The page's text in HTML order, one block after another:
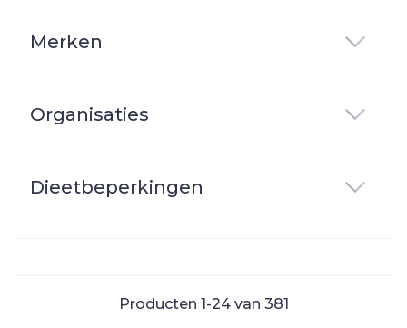
Merken
Organisaties
Dieetbeperkingen
Producten 1-24van 381